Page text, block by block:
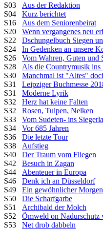
S03 Aus der Redaktion
S04 Kurz berichtet
S16 Aus dem Seniorenbeirat
S20 Wenn vergangenes neu
S22 Dschungelbuch Siegen
S24 In Gedenken an unsere
S26 Vom Wahren, Guten und
S28 Als die Countrymusik ins
S30 Manchmal ist "Altes"
S31 Leipziger Buchmesse
S31 Moderne Lyrik
S32 Herz hat keine Falten
S32 Rosen, Tulpen, Nelken
S33 Vom Sudeten- ins
S34 Vor 685 Jahren
S36 Die letzte Tour
S38 Aufstieg
S40 Der Traum vom Fliegen
S42 Besuch in Zagan
S44 Abenteuer in Europa
S46 Denk ich an Düsseldorf
S49 Ein gewöhnlicher Morgen
S50 Die Scharfgarbe
S51 Archibald der Molch
S52 Ömweld on Nadurschutz
S53 Net drob dabbeln